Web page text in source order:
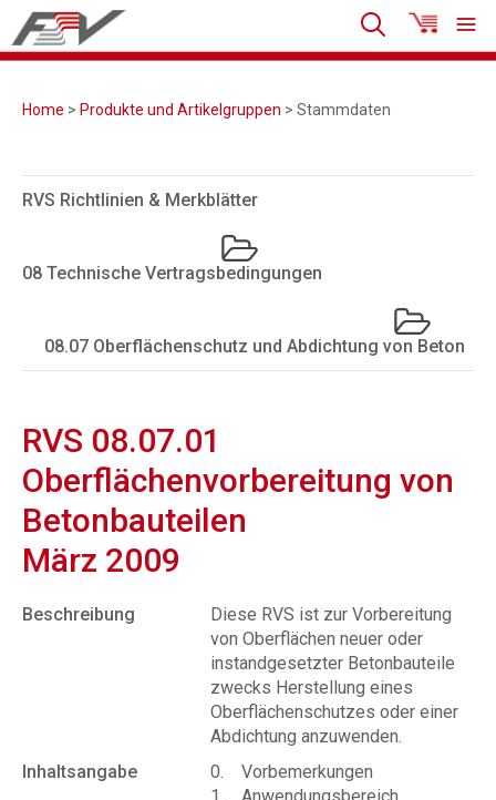
Home > Produkte und Artikelgruppen > Stammdaten
RVS Richtlinien & Merkblätter
08 Technische Vertragsbedingungen
08.07 Oberflächenschutz und Abdichtung von Beton
RVS 08.07.01
Oberflächenvorbereitung von
Betonbauteilen
März 2009
Beschreibung
Diese RVS ist zur Vorbereitung
von Oberflächen neuer oder
instandgesetzter Betonbauteile
zwecks Herstellung eines
Oberflächenschutzes oder einer
Abdichtung anzuwenden.
Inhaltsangabe
0. Vorbemerkungen